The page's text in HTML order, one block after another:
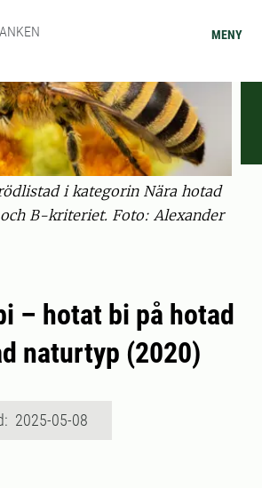
MENY
i kategorin Nära hotad
B-kriteriet. Foto: Alexander
– hotat bi på hotad
naturtyp (2020)
2025-05-08